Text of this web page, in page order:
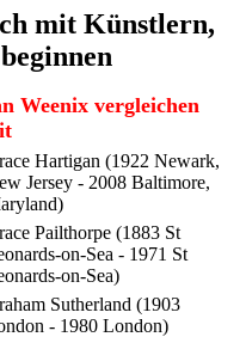
mit Künstlern,
Weenix vergleichen
Hartigan (1922 Newark,
Jersey - 2008 Baltimore,
Pailthorpe (1883 St
on-Sea - 1971 St
on-Sea)
Sutherland (1903
- 1980 London)